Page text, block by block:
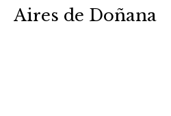
Aires de Doñana